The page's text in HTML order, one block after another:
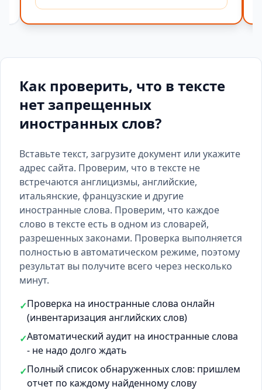
Как проверить, что в тексте
нет запрещенных
иностранных слов?
Вставьте текст, загрузите документ или укажите
адрес сайта. Проверим, что в тексте не
встречаются англицизмы, английские,
итальянские, французские и другие
иностранные слова. Проверим, что каждое
слово в тексте есть в одном из словарей,
разрешенных законами. Проверка выполняется
полностью в автоматическом режиме, поэтому
результат вы получите всего через несколько
минут.
✓Проверка на иностранные слова онлайн
(инвентаризация английских слов)
✓Автоматический аудит на иностранные слова
- не надо долго ждать
✓Полный список обнаруженных слов: пришлем
отчет по каждому найденному слову